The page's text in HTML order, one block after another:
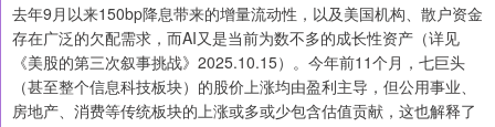
去年9月以来150bp降息带来的增量流动性，以及美国机构、散户资金
存在广泛的欠配需求，而AI又是当前为数不多的成长性资产（详见
《美股的第三次叙事挑战》2025.10.15）。今年前11个月，七巨头
（甚至整个信息科技板块）的股价上涨均由盈利主导，但公用事业、
房地产、消费等传统板块的上涨或多或少包含估值贡献，这也解释了